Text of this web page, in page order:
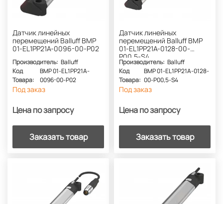
Датчик линейных
перемещений Balluff BMP
01-EL1PP21A-0096-00-P02
Производитель: Balluff
Код
Товара:
BMP 01-EL1PP21A-
0096-00-P02
Под заказ
Цена по запросу
Заказать товар
Датчик линейных
перемещений Balluff BMP
01-EL1PP21A-0128-00-
P00,5-S4
Производитель: Balluff
Код
Товара:
BMP 01-EL1PP21A-0128-
00-P00,5-S4
Под заказ
Цена по запросу
Заказать товар